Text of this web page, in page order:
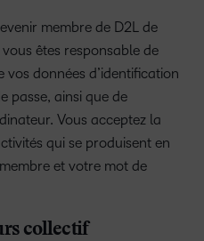
membre de D2L de
êtes responsable de
données d’identification
passe, ainsi que de
Vous acceptez la
qui se produisent en
et votre mot de
collectif